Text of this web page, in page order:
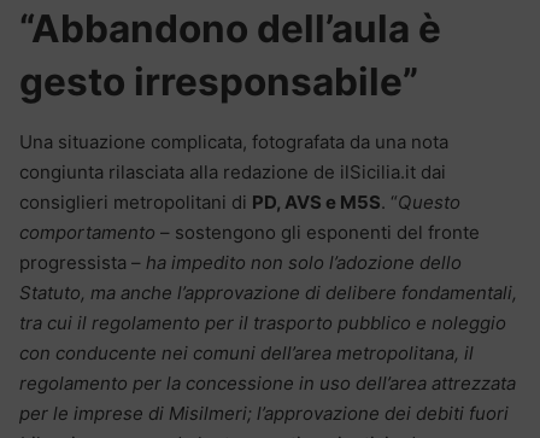
“Abbandono dell’aula è
gesto irresponsabile”
Una situazione complicata, fotografata da una nota
congiunta rilasciata alla redazione de ilSicilia.it dai
consiglieri metropolitani di PD, AVS e M5S. “Questo
comportamento – sostengono gli esponenti del fronte
progressista – ha impedito non solo l’adozione dello
Statuto, ma anche l’approvazione di delibere fondamentali,
tra cui il regolamento per il trasporto pubblico e noleggio
con conducente nei comuni dell’area metropolitana, il
regolamento per la concessione in uso dell’area attrezzata
per le imprese di Misilmeri; l’approvazione dei debiti fuori